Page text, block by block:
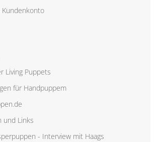
Kundenkonto
Living Puppets
für Handpuppem
und Links
- Interview mit Haags